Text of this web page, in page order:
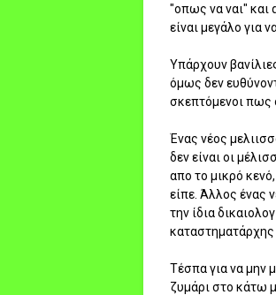
"οπως να ναι" και
είναι μεγάλο για
Υπάρχουν
όμως δεν
σκεπτόμενοι πως
Ένας νέος
δεν είναι οι
απο το μικρό
είπε. Άλλος ένας
την ίδια
καταστηματάρχης
Τέσπα για να μην
ζυμάρι στο κάτω